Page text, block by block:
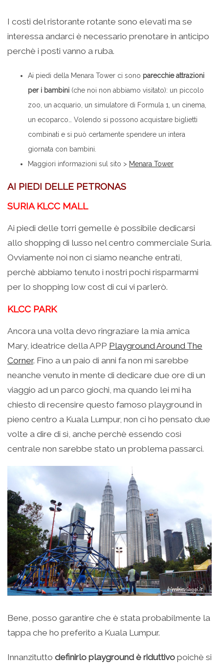
I costi del ristorante rotante sono elevati ma se
interessa andarci è necessario prenotare in anticipo
perchè i posti vanno a ruba.
Ai piedi della Menara Tower ci sono parecchie attrazioni
per i bambini (che noi non abbiamo visitato): un piccolo
zoo, un acquario, un simulatore di Formula 1, un cinema,
un ecoparco… Volendo si possono acquistare biglietti
combinati e si può certamente spendere un intera
giornata con bambini.
Maggiori informazioni sul sito > Menara Tower
AI PIEDI DELLE PETRONAS
SURIA KLCC MALL
Ai piedi delle torri gemelle è possibile dedicarsi
allo shopping di lusso nel centro commerciale Suria.
Ovviamente noi non ci siamo neanche entrati,
perchè abbiamo tenuto i nostri pochi risparmarmi
per lo shopping low cost di cui vi parlerò.
KLCC PARK
Ancora una volta devo ringraziare la mia amica
Mary, ideatrice della APP Playground Around The
Corner. Fino a un paio di anni fa non mi sarebbe
neanche venuto in mente di dedicare due ore di un
viaggio ad un parco giochi, ma quando lei mi ha
chiesto di recensire questo famoso playground in
pieno centro a Kuala Lumpur, non ci ho pensato due
volte a dire di sì, anche perchè essendo così
centrale non sarebbe stato un problema passarci.
Bene, posso garantire che è stata probabilmente la
tappa che ho preferito a Kuala Lumpur.
Innanzitutto definirlo playground è riduttivo poichè si